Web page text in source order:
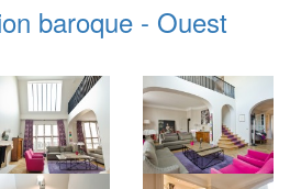
baroque - Ouest